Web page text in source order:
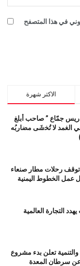
في هذا المتصفح
الاكثر شهرة
جمّاع ” صاحب أبلغ
الغمد ﻻ ﺗُﺨشَى مضاربُه
رحلات مطار صنعاء
عمل الخطوط اليمنية
التجارة العالمية
تعلن بدء مشروع
سرطان المعدة